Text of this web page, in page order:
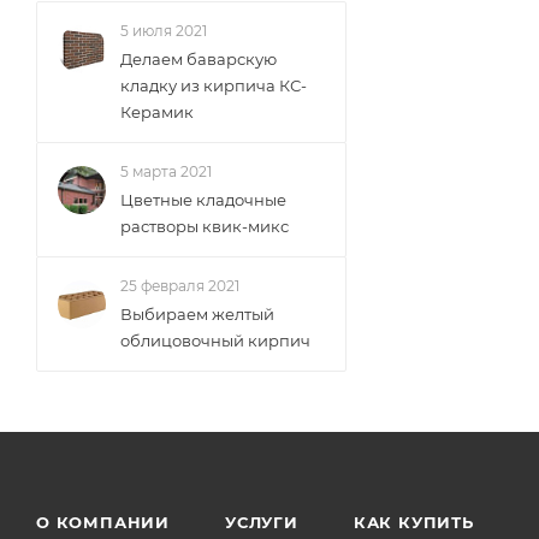
5 июля 2021
Делаем баварскую
кладку из кирпича КС-
Керамик
5 марта 2021
Цветные кладочные
растворы квик-микс
25 февраля 2021
Выбираем желтый
облицовочный кирпич
О КОМПАНИИ УСЛУГИ КАК КУПИТЬ